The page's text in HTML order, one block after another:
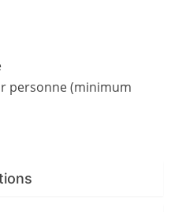
personne (minimum